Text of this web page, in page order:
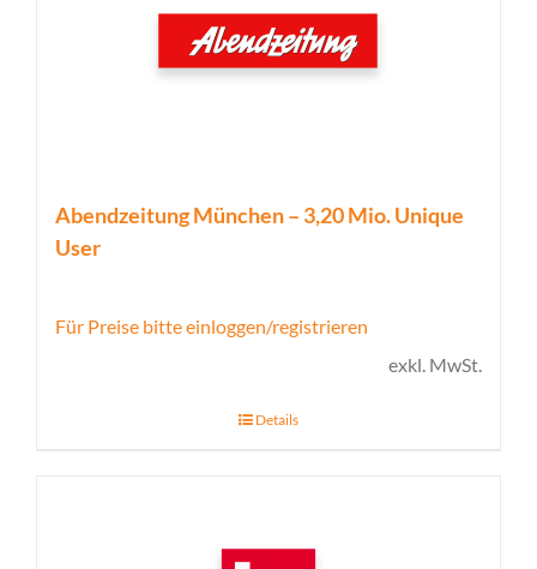
Abendzeitung München – 3,20 Mio. Unique
User
Für Preise bitte einloggen/registrieren
exkl. MwSt.
Details